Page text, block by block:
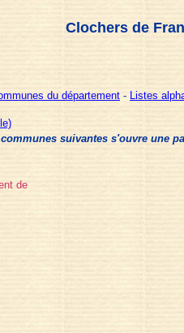
Clochers de
du département - Listes
suivantes s'ouvre une
de